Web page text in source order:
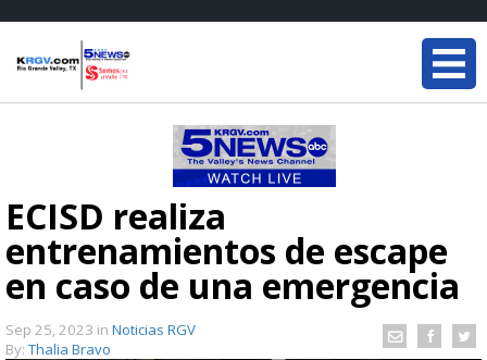
ECISD realiza
entrenamientos de escape
en caso de una emergencia
Sep 25, 2023 in Noticias RGV
By: Thalia Bravo